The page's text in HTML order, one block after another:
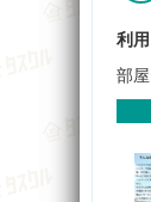
利
部